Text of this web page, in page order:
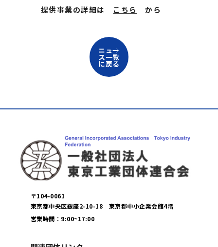
提供事業の詳細は こちら から
ニュー
ス一覧
に戻る
〒104-0061
東京都中央区銀座2-10-18 東京都中小企業会館4階
営業時間：9:00~17:00